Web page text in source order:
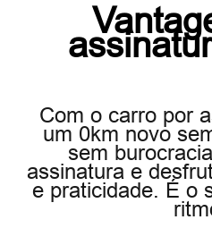
Com o carro por
um 0km novo
sem
assinatura e
e praticidade. É o